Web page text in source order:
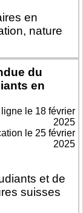
en
nature
du
en
et de
suisses
le 18 février
2025
le 25 février
2025